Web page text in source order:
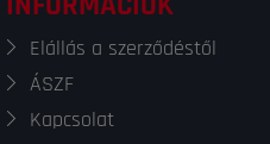
Elállás a szerződéstől
ÁSZF
Kapcsolat